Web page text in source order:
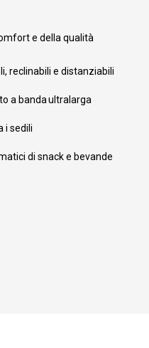
e della qualità
reclinabili e distanziabili
a banda ultralarga
i sedili
di snack e bevande